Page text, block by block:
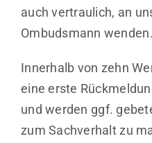
auch vertraulich, an
Ombudsmann wenden.
Innerhalb von zehn
eine erste
und werden ggf.
zum Sachverhalt zu